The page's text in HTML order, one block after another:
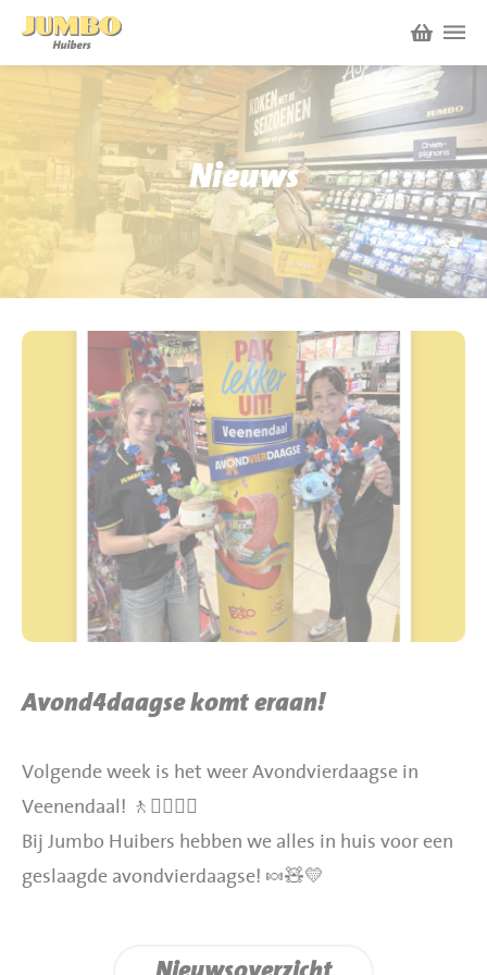
Winkels
P.W.A. Park
Bruïneplein
Nieuws
Acties
Werken bij Jumbo Huibers
Vacatures en Solliciteren
Werken en leren
Jumbo.com
BBQ gigant webshop
Jumbo Huibers Specials
Nieuws
Avond4daagse komt eraan!
Volgende week is het weer Avondvierdaagse in
Veenendaal! 🚶🚶‍♀️🚶‍♂️
Bij Jumbo Huibers hebben we alles in huis voor een
geslaagde avondvierdaagse! 🍬🧸💛